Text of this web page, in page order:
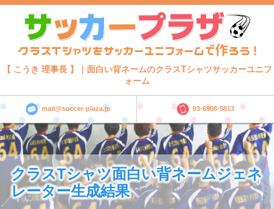
【 こうき 理事長 】｜面白い背ネームのクラスTシャツサッカーユニフ
ォーム
mail@soccer-plaza.jp 03-6908-5813
クラスTシャツ面白い背ネームジェネ
レーター生成結果